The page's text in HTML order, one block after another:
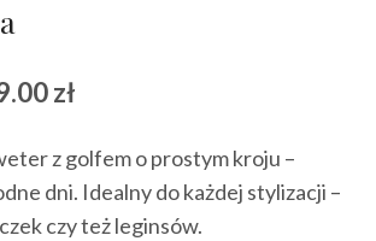
zł.
zł
wynosi:
79.00 zł.
z golfem o prostym kroju –
dni. Idealny do każdej stylizacji –
czy też leginsów.